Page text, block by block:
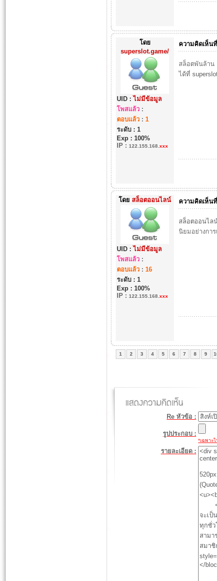
โดย
superslot.game/
UID :ไม่มีข้อมูล
โพสแล้ว:
ตอบแล้ว: 1
ระดับ : 1
Exp : 100%
IP: 122.155.168. xxx
ความคิดเห็น
สล็อตพันล้าน
ได้ที่
โดย สล็อตออนไลน์
UID :ไม่มีข้อมูล
โพสแล้ว:
ตอบแล้ว: 16
ระดับ : 1
Exp : 100%
IP: 122.155.168. xxx
ความคิดเห็น
สล็อตออนไล
นิยมอย่างกา
1 2 3 4 5 6 7 8 9
Re หัวข้อ :
รูปประกอบ :
*เฉพาะ
รายละเอียด :